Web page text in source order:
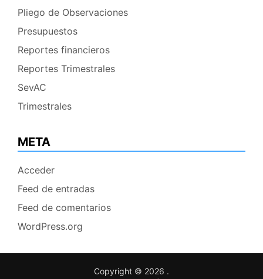
Pliego de Observaciones
Presupuestos
Reportes financieros
Reportes Trimestrales
SevAC
Trimestrales
META
Acceder
Feed de entradas
Feed de comentarios
WordPress.org
Copyright © 2026 .